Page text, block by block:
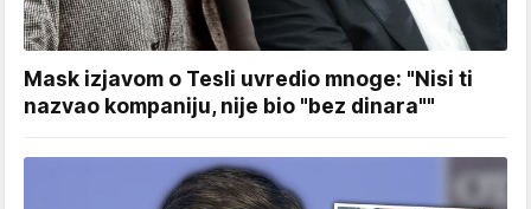
Mask izjavom o Tesli uvredio mnoge: "Nisi ti
nazvao kompaniju, nije bio "bez dinara""